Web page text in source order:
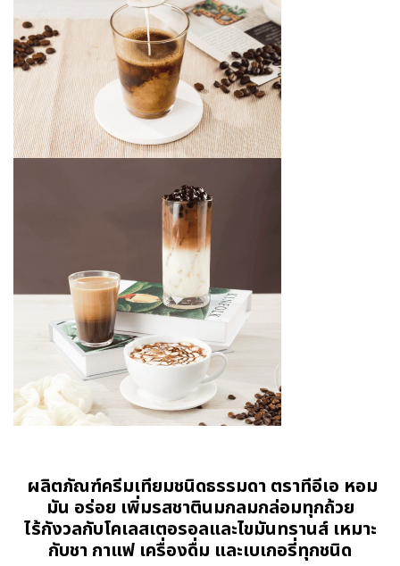
ผลิตภัณฑ์ครีมเทียมชนิดธรรมดา ตราทีอีเอ หอม
มัน อร่อย เพิ่มรสชาตินมกลมกล่อมทุกถ้วย
ไร้กังวลกับโคเลสเตอรอลและไขมันทรานส์ เหมาะ
กับชา กาแฟ เครื่องดื่ม และเบเกอรี่ทุกชนิด